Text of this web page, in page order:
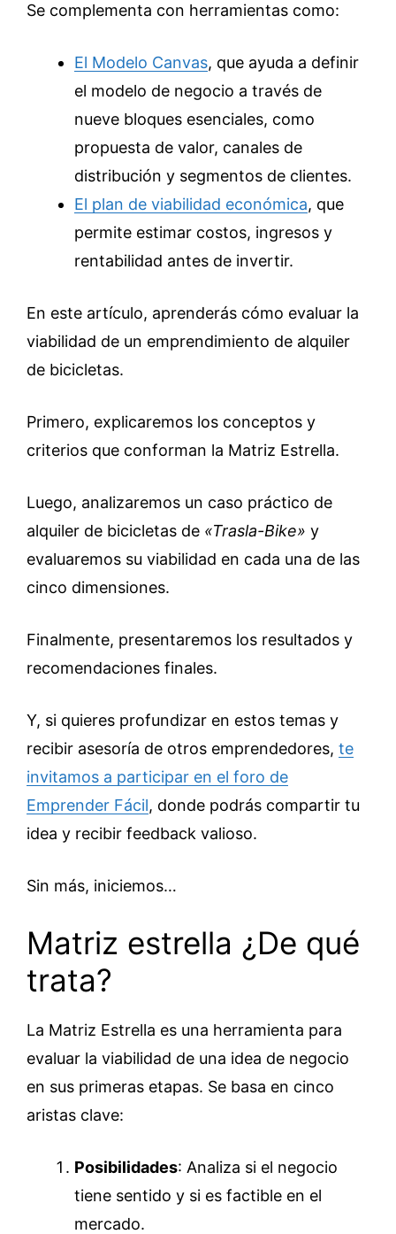
Se complementa con herramientas como:
El Modelo Canvas, que ayuda a definir
el modelo de negocio a través de
nueve bloques esenciales, como
propuesta de valor, canales de
distribución y segmentos de clientes.
El plan de viabilidad económica, que
permite estimar costos, ingresos y
rentabilidad antes de invertir.
En este artículo, aprenderás cómo evaluar la
viabilidad de un emprendimiento de alquiler
de bicicletas.
Primero, explicaremos los conceptos y
criterios que conforman la Matriz Estrella.
Luego, analizaremos un caso práctico de
alquiler de bicicletas de «Trasla-Bike» y
evaluaremos su viabilidad en cada una de las
cinco dimensiones.
Finalmente, presentaremos los resultados y
recomendaciones finales.
Y, si quieres profundizar en estos temas y
recibir asesoría de otros emprendedores, te
invitamos a participar en el foro de
Emprender Fácil, donde podrás compartir tu
idea y recibir feedback valioso.
Sin más, iniciemos…
Matriz estrella ¿De qué
trata?
La Matriz Estrella es una herramienta para
evaluar la viabilidad de una idea de negocio
en sus primeras etapas. Se basa en cinco
aristas clave:
Posibilidades: Analiza si el negocio
tiene sentido y si es factible en el
mercado.